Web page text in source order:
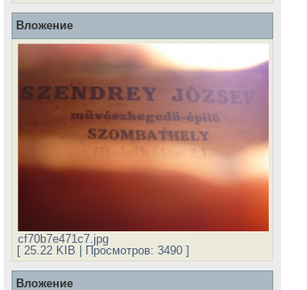
Вложение
cf70b7e471c7.jpg
[ 25.22 KIB | Просмотров: 3490 ]
Вложение